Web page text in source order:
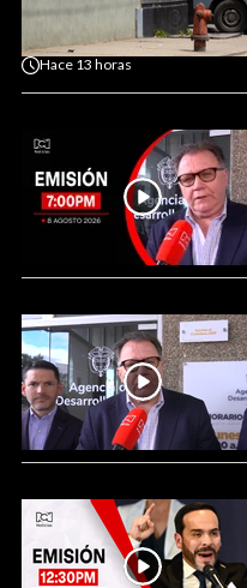
Hace 13 horas